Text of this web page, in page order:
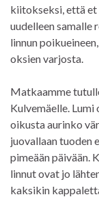
kiitokseksi, että et
uudelleen samalle
linnun
oksien varjosta.
Matkaamme
Kulvemäelle. Lumi
oikusta aurinko
juovallaan tuoden
pimeään päivään.
linnut ovat jo
kaksikin